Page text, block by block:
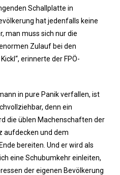
Schallplatte in
hat jedenfalls keine
man muss sich nur die
Zulauf bei den
erinnerte der FPÖ-
in pure Panik verfallen, ist
denn ein
die üblen Machenschaften der
aufdecken und dem
bereiten. Und er wird als
eine Schubumkehr einleiten,
der eigenen Bevölkerung